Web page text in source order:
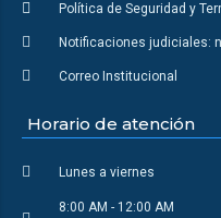
Política de Seguridad y
Notificaciones judiciales:
Correo Institucional
Horario de atención
Lunes a viernes
8:00 AM - 12:00 AM